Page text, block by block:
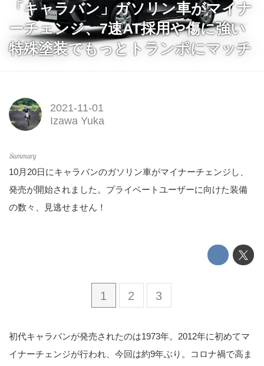
「キャラバン」ガソリン車がマイナ
ーチェンジ、7速AT採用や傷に強い
特殊塗装でもっとトランポにマッチ
2021-11-01
Izawa Yuka
10月20日にキャラバンのガソリン車がマイナーチェンジし、
発売が開始されました。プライベートユーザーに向けた装備
の数々、見逃せません！
1 2 3
初代キャラバンが発売されたのは1973年。2012年に初めてマ
イナーチェンジが行われ、今回は約9年ぶり。コロナ禍で高ま